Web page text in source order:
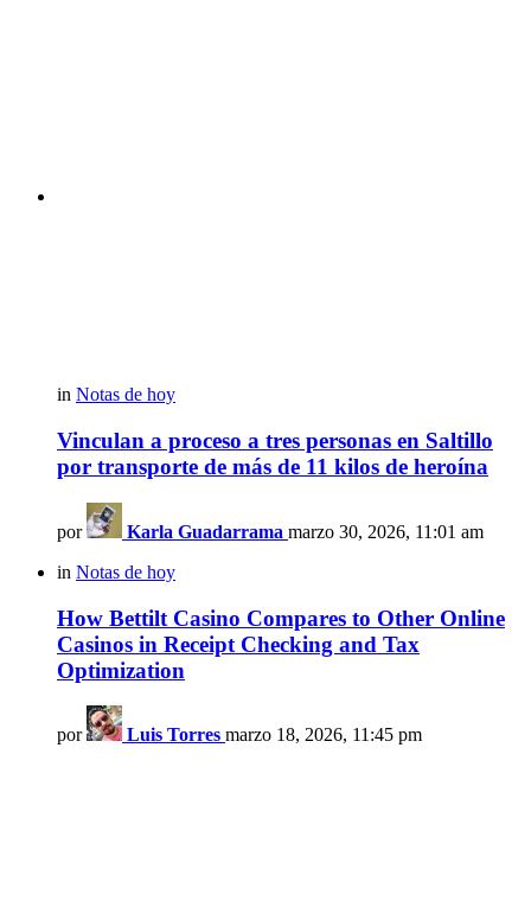
in Notas de hoy
Vinculan a proceso a tres personas en Saltillo
por transporte de más de 11 kilos de heroína
por Karla Guadarrama marzo 30, 2026, 11:01 am
in Notas de hoy
How Bettilt Casino Compares to Other Online
Casinos in Receipt Checking and Tax
Optimization
por Luis Torres marzo 18, 2026, 11:45 pm